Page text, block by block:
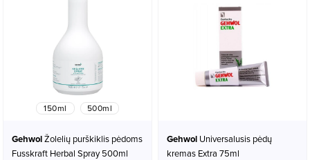
150ml 500ml
Gehwol
Fusskraft Herbal Spray 500ml
Gehwol
kremas Extra 75ml